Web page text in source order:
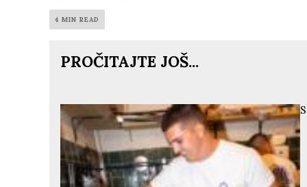
4 MIN READ
PROČITAJTE JOŠ...